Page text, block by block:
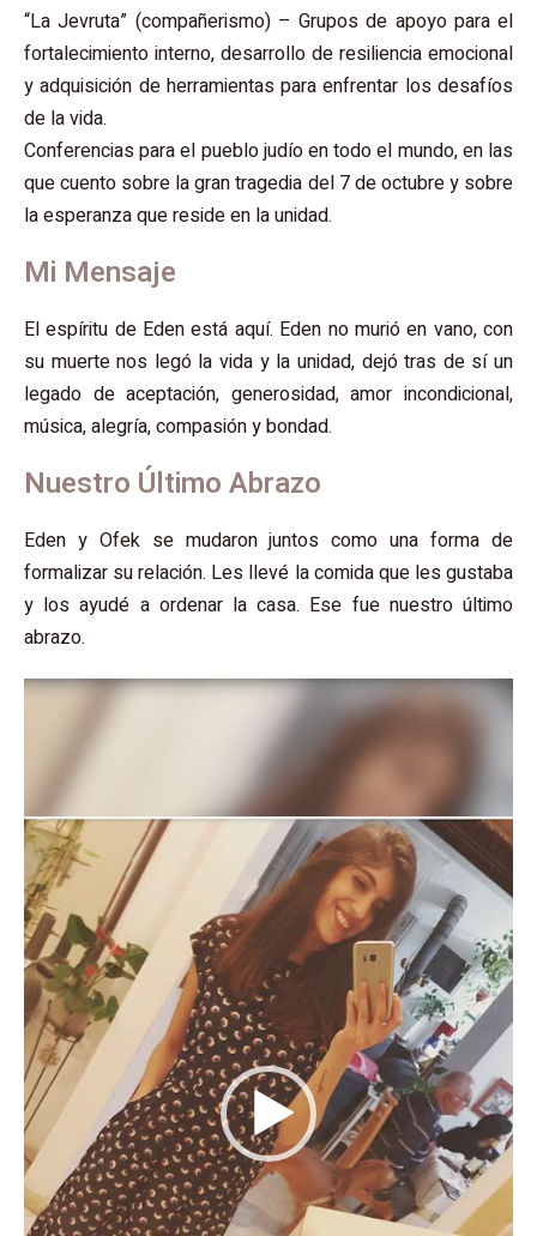
“La Jevruta” (compañerismo) – Grupos de apoyo para el
fortalecimiento interno, desarrollo de resiliencia emocional
y adquisición de herramientas para enfrentar los desafíos
de la vida.
Conferencias para el pueblo judío en todo el mundo, en las
que cuento sobre la gran tragedia del 7 de octubre y sobre
la esperanza que reside en la unidad.
Mi Mensaje
El espíritu de Eden está aquí. Eden no murió en vano, con
su muerte nos legó la vida y la unidad, dejó tras de sí un
legado de aceptación, generosidad, amor incondicional,
música, alegría, compasión y bondad.
Nuestro Último Abrazo
Eden y Ofek se mudaron juntos como una forma de
formalizar su relación. Les llevé la comida que les gustaba
y los ayudé a ordenar la casa. Ese fue nuestro último
abrazo.
נגן